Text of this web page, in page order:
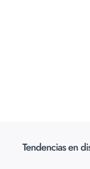
Tendencias en